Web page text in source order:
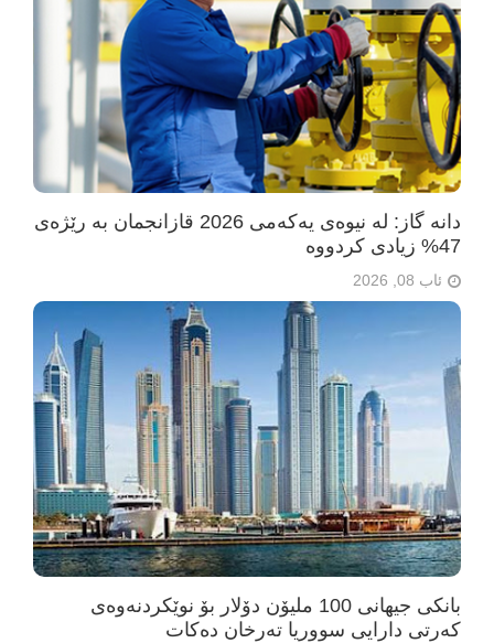
دانە گاز: لە نیوەی یەکەمی 2026 قازانجمان بە رێژەی
47% زیادی کردووە
ئاب 08, 2026
بانکی جیهانی 100 ملیۆن دۆلار بۆ نوێکردنەوەی
کەرتی دارایی سووریا تەرخان دەکات